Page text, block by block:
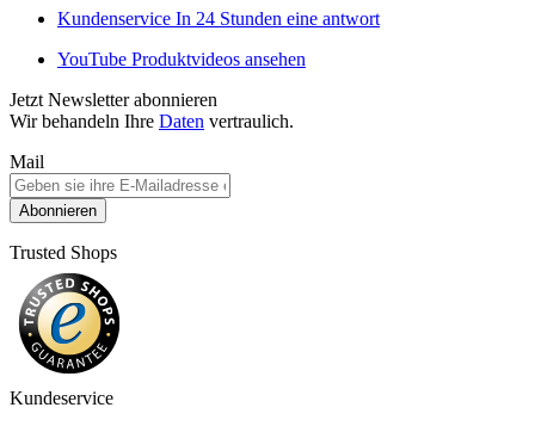
Kundenservice In 24 Stunden eine antwort
YouTube Produktvideos ansehen
Jetzt Newsletter abonnieren
Wir behandeln Ihre Daten vertraulich.
Mail
Abonnieren
Trusted Shops
Kundeservice